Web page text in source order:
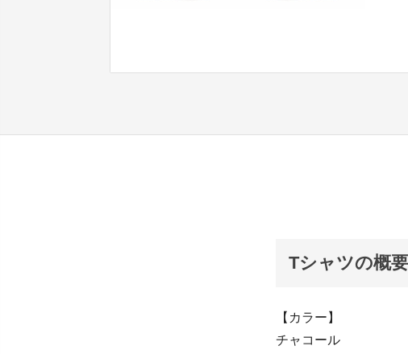
Tシャツの概要
【カラー】
チャコール